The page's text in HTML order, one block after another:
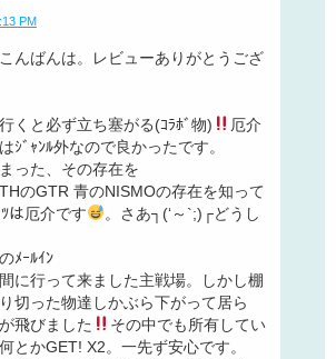
PM
んばんは。レビューありがとうござ
くと必ず立ち塞がる(ｺﾗﾎﾞ物)
厄介
ｼﾞｬﾝﾙ外なので良かったです。
った、その存在を
のGTR 青のNISMOの存在を知って
ﾂは厄介です
。さあ┐(‘～`;)┌どうし
ﾒｰﾙｲﾝ
に行って来ました主戦場。しかし棚
切った物達しかぶら下がって居ら
飛びました
その中でも所有してい
とかGET! X2。一先ず安心です。